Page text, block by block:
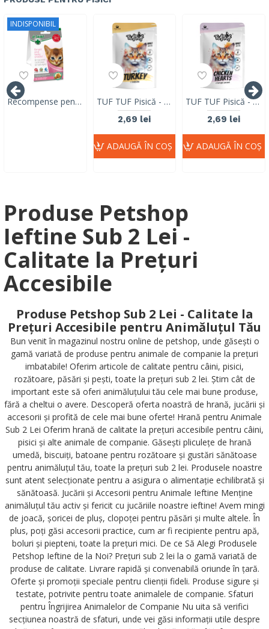
INDISPONIBIL
Recompense pentru pisici, Dr. Seidel, 50g TUF TUF Pisică - Plic Hrană Umedă cu Curcan (Fără Cereale) 100g
2,69 lei
ADAUGĂ ÎN COŞ
TUF TUF Pisică - Plic Hrană Umedă cu Inimi de Pui (Fără Cereale) 100g
2,69 lei
ADAUGĂ ÎN COŞ
Produse Petshop
Ieftine Sub 2 Lei -
Calitate la Prețuri
Accesibile
Produse Petshop Sub 2 Lei - Calitate la
Prețuri Accesibile pentru Animăluțul Tău
Bun venit în magazinul nostru online de petshop, unde găsești o
gamă variată de produse pentru animale de companie la prețuri
imbatabile! Oferim articole de calitate pentru câini, pisici,
rozătoare, păsări și pești, toate la prețuri sub 2 lei. Știm cât de
important este să oferi animăluțului tău cele mai bune produse,
fără a cheltui o avere. Descoperă oferta noastră de hrană, jucării și
accesorii și profită de cele mai bune oferte! Hrană pentru Animale
Sub 2 Lei Oferim hrană de calitate la prețuri accesibile pentru câini,
pisici și alte animale de companie. Găsești pliculețe de hrană
umedă, biscuiți, batoane pentru rozătoare și gustări sănătoase
pentru animăluțul tău, toate la prețuri sub 2 lei. Produsele noastre
sunt atent selecționate pentru a asigura o alimentație echilibrată și
sănătoasă. Jucării și Accesorii pentru Animale Ieftine Menține
animăluțul tău activ și fericit cu jucăriile noastre ieftine! Avem mingi
de joacă, șoricei de pluș, clopoței pentru păsări și multe altele. În
plus, poți găsi accesorii practice, cum ar fi recipiente pentru apă,
boluri și piepteni, toate la prețuri mici. De ce Să Alegi Produsele
Petshop Ieftine de la Noi? Prețuri sub 2 lei la o gamă variată de
produse de calitate. Livrare rapidă și convenabilă oriunde în țară.
Oferte și promoții speciale pentru clienții fideli. Produse sigure și
testate, potrivite pentru toate animalele de companie. Sfaturi
pentru Îngrijirea Animalelor de Companie Nu uita să verifici
secțiunea noastră de sfaturi, unde vei găsi informații utile despre